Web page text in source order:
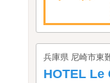
兵庫県 尼崎市東
HOTEL Le